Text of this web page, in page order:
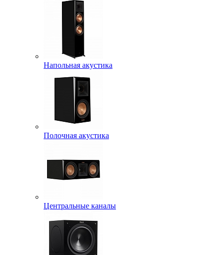
Напольная акустика
Полочная акустика
Центральные каналы